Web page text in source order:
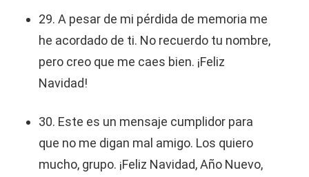
29. A pesar de mi pérdida de memoria me
he acordado de ti. No recuerdo tu nombre,
pero creo que me caes bien. ¡Feliz
Navidad!
30. Este es un mensaje cumplidor para
que no me digan mal amigo. Los quiero
mucho, grupo. ¡Feliz Navidad, Año Nuevo,